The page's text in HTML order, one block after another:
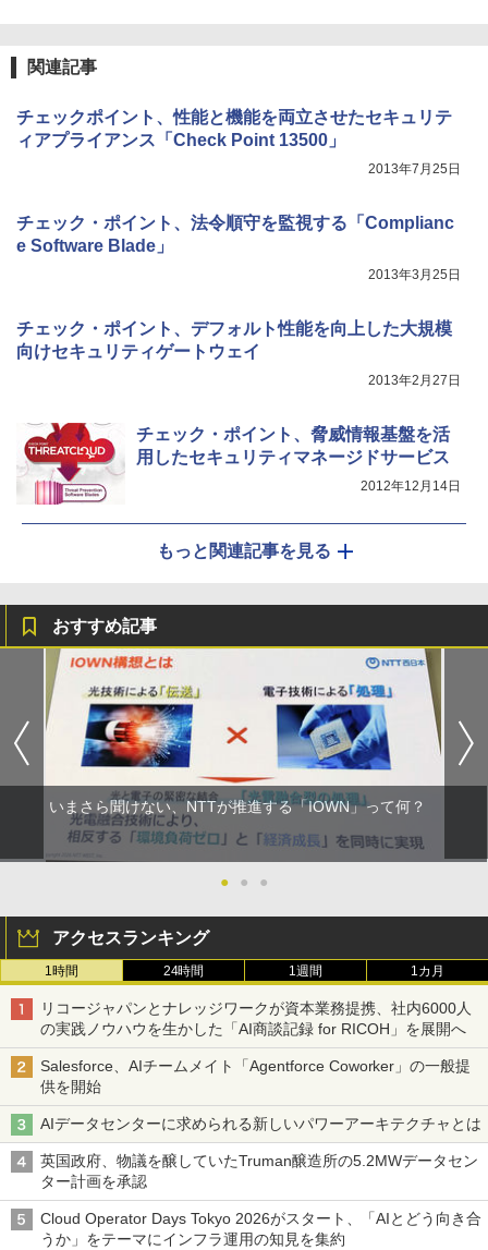
関連記事
チェックポイント、性能と機能を両立させたセキュリテ
ィアプライアンス「Check Point 13500」
2013年7月25日
チェック・ポイント、法令順守を監視する「Complianc
e Software Blade」
2013年3月25日
チェック・ポイント、デフォルト性能を向上した大規模
向けセキュリティゲートウェイ
2013年2月27日
チェック・ポイント、脅威情報基盤を活
用したセキュリティマネージドサービス
2012年12月14日
もっと関連記事を見る
おすすめ記事
いまさら聞けない、NTTが推進する「IOWN」って何？
● ● ●
アクセスランキング
1時間 24時間 1週間 1カ月
リコージャパンとナレッジワークが資本業務提携、社内6000人
の実践ノウハウを生かした「AI商談記録 for RICOH」を展開へ
Salesforce、AIチームメイト「Agentforce Coworker」の一般提
供を開始
AIデータセンターに求められる新しいパワーアーキテクチャとは
英国政府、物議を醸していたTruman醸造所の5.2MWデータセン
ター計画を承認
Cloud Operator Days Tokyo 2026がスタート、「AIとどう向き合
うか」をテーマにインフラ運用の知見を集約